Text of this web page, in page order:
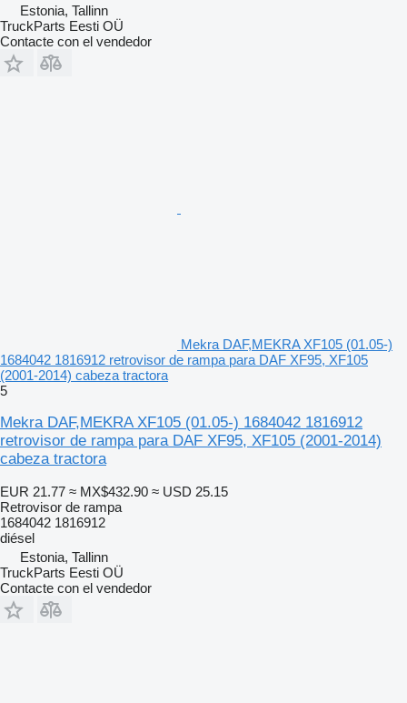
Estonia, Tallinn
TruckParts Eesti OÜ
Contacte con el vendedor
Mekra DAF,MEKRA XF105 (01.05-)
1684042 1816912 retrovisor de rampa para DAF XF95, XF105
(2001-2014) cabeza tractora
5
Mekra DAF,MEKRA XF105 (01.05-) 1684042 1816912
retrovisor de rampa para DAF XF95, XF105 (2001-2014)
cabeza tractora
EUR 21.77 ≈ MX$432.90 ≈ USD 25.15
Retrovisor de rampa
1684042 1816912
diésel
Estonia, Tallinn
TruckParts Eesti OÜ
Contacte con el vendedor